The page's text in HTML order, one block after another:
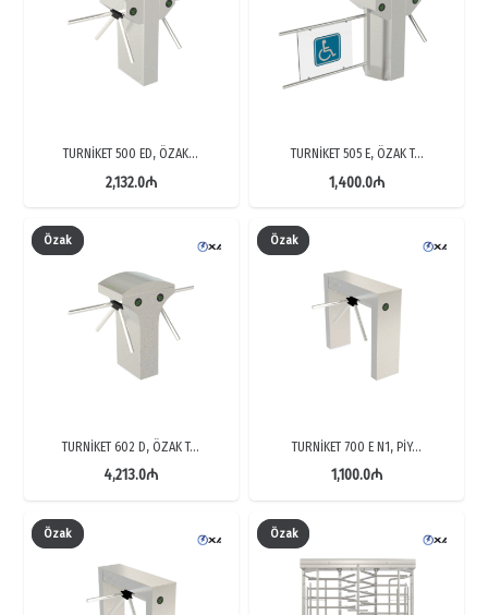
TURNİKET 500 ED, ÖZAK…
2,132.0₼
TURNİKET 505 E, ÖZAK T…
1,400.0₼
Özak
TURNİKET 602 D, ÖZAK T…
4,213.0₼
Özak
TURNİKET 700 E N1, PİY…
1,100.0₼
Özak Özak